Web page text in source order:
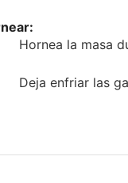
Hornea la masa
Deja enfriar las